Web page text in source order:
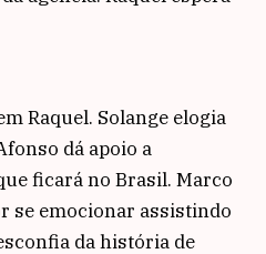
Raquel. Solange elogia
dá apoio a
ficará no Brasil. Marco
se emocionar assistindo
da história de